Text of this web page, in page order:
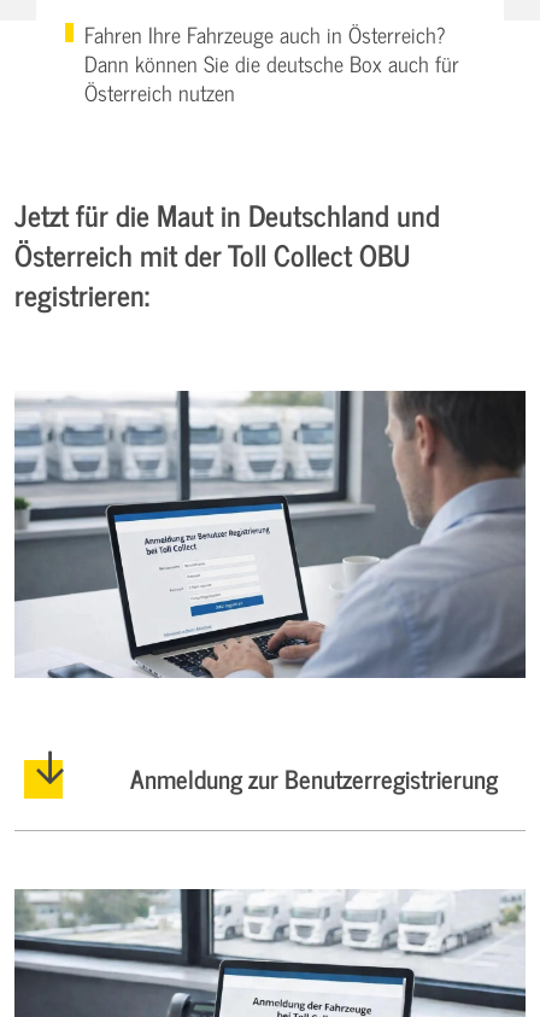
Fahren Ihre Fahrzeuge auch in Österreich?
Dann können Sie die deutsche Box auch für
Österreich nutzen
Jetzt für die Maut in Deutschland und
Österreich mit der Toll Collect OBU
registrieren:
Anmeldung zur Benutzerregistrierung